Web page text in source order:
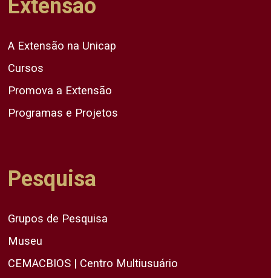
Extensão
A Extensão na Unicap
Cursos
Promova a Extensão
Programas e Projetos
Pesquisa
Grupos de Pesquisa
Museu
CEMACBIOS | Centro Multiusuário